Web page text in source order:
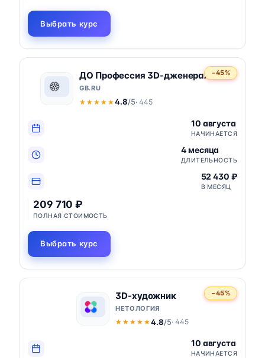
Выбрать курс
−45%
ДО Профессия 3D-дженералист
GB.RU
★★★★★
★★★★★4.8/5· 445
10 августа
НАЧИНАЕТСЯ
4 месяца
ДЛИТЕЛЬНОСТЬ
52 430 ₽
В МЕСЯЦ
209 710 ₽
ПОЛНАЯ СТОИМОСТЬ
Выбрать курс
−45%
3D-художник
НЕТОЛОГИЯ
★★★★★
★★★★★4.8/5· 445
10 августа
НАЧИНАЕТСЯ